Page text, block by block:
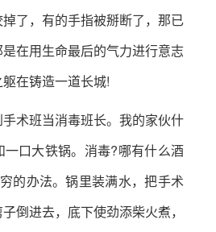
了，有的手指被掰断了，那已
在用生命最后的气力进行意志
在铸造一道长城!
术班当消毒班长。我的家伙什
一口大铁锅。消毒?哪有什么酒
的办法。锅里装满水，把手术
倒进去，底下使劲添柴火煮，